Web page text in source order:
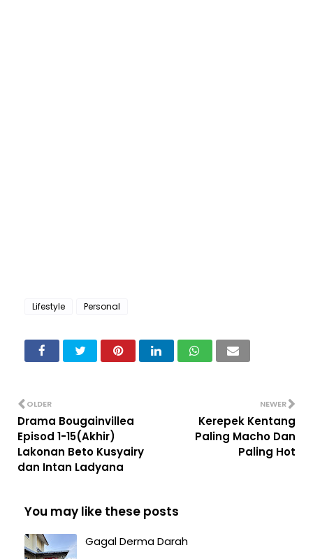
Lifestyle Personal
NEWER
Kerepek Kentang
Paling Macho Dan
Paling Hot
OLDER
Drama Bougainvillea
Episod 1-15(Akhir)
Lakonan Beto Kusyairy
dan Intan Ladyana
You may like these posts
Gagal Derma Darah